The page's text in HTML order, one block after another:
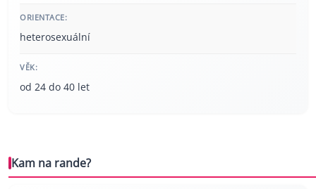
ORIENTACE:
heterosexuální
VĚK:
od 24 do 40 let
Kam na rande?